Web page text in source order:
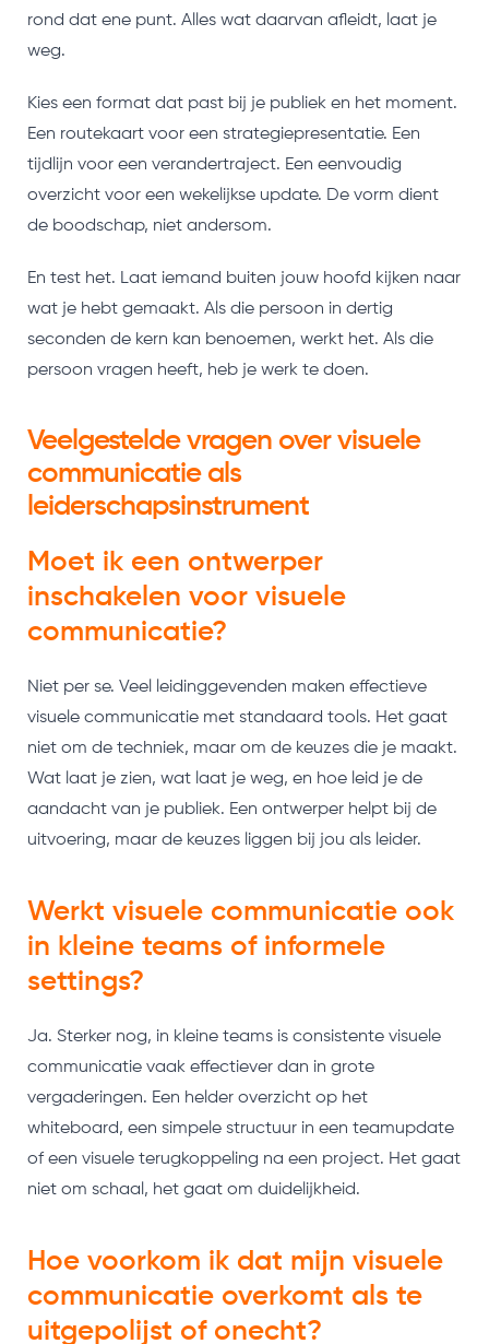
rond dat ene punt. Alles wat daarvan afleidt, laat je
weg.
Kies een format dat past bij je publiek en het moment.
Een routekaart voor een strategiepresentatie. Een
tijdlijn voor een verandertraject. Een eenvoudig
overzicht voor een wekelijkse update. De vorm dient
de boodschap, niet andersom.
En test het. Laat iemand buiten jouw hoofd kijken naar
wat je hebt gemaakt. Als die persoon in dertig
seconden de kern kan benoemen, werkt het. Als die
persoon vragen heeft, heb je werk te doen.
Veelgestelde vragen over visuele
communicatie als
leiderschapsinstrument
Moet ik een ontwerper
inschakelen voor visuele
communicatie?
Niet per se. Veel leidinggevenden maken effectieve
visuele communicatie met standaard tools. Het gaat
niet om de techniek, maar om de keuzes die je maakt.
Wat laat je zien, wat laat je weg, en hoe leid je de
aandacht van je publiek. Een ontwerper helpt bij de
uitvoering, maar de keuzes liggen bij jou als leider.
Werkt visuele communicatie ook
in kleine teams of informele
settings?
Ja. Sterker nog, in kleine teams is consistente visuele
communicatie vaak effectiever dan in grote
vergaderingen. Een helder overzicht op het
whiteboard, een simpele structuur in een teamupdate
of een visuele terugkoppeling na een project. Het gaat
niet om schaal, het gaat om duidelijkheid.
Hoe voorkom ik dat mijn visuele
communicatie overkomt als te
uitgepolijst of onecht?